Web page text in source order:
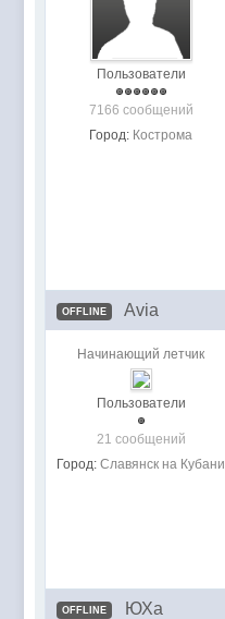
Пользователи
7166 сообщений
Город: Кострома
OFFLINE Avia
Начинающий летчик
Пользователи
21 сообщений
Город: Славянск на Кубани
OFFLINE ЮХа